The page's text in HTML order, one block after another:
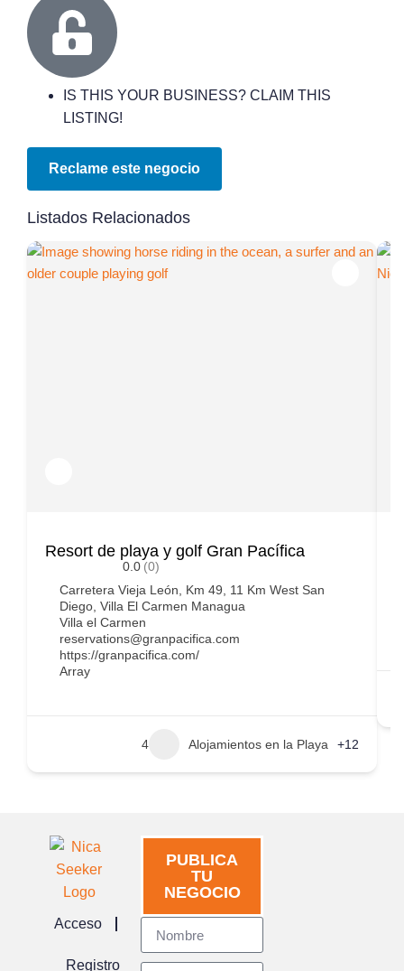
IS THIS YOUR BUSINESS? CLAIM THIS
LISTING!
Reclame este negocio
Listados Relacionados
Resort de playa y golf Gran Pacífica
0.0 (0)
Carretera Vieja León, Km 49, 11 Km West San
Diego, Villa El Carmen Managua
Villa el Carmen
reservations@granpacifica.com
https://granpacifica.com/
Array
4 Alojamientos en la Playa +12
Acceso
Registro
PUBLICA
TU
NEGOCIO